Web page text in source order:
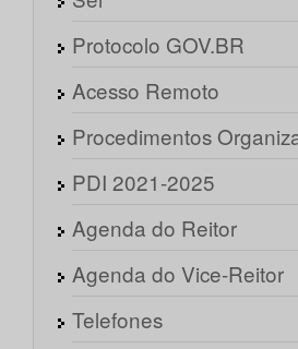
Protocolo GOV.BR
Acesso Remoto
Procedimentos
PDI 2021-2025
Agenda do Reitor
Agenda do Vice-Reitor
Telefones